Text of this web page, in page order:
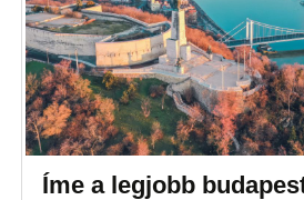
Íme a legjobb